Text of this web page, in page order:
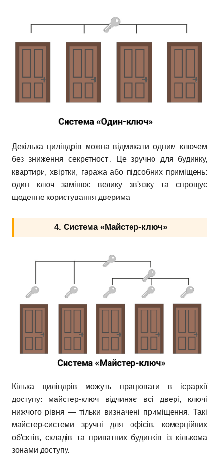
Декілька циліндрів можна відмикати одним ключем
без зниження секретності. Це зручно для будинку,
квартири, хвіртки, гаража або підсобних приміщень:
один ключ замінює велику зв'язку та спрощує
щоденне користування дверима.
4. Система «Майстер-ключ»
Кілька циліндрів можуть працювати в ієрархії
доступу: майстер-ключ відчиняє всі двері, ключі
нижчого рівня — тільки визначені приміщення. Такі
майстер-системи зручні для офісів, комерційних
об'єктів, складів та приватних будинків із кількома
зонами доступу.